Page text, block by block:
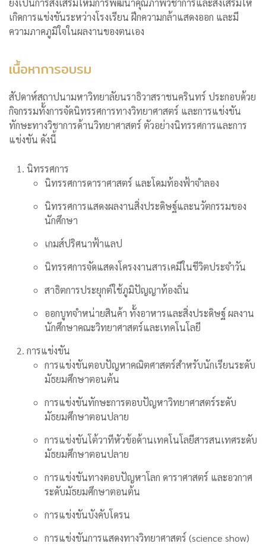
ยังเป็นการส่งเสริมให้มีการพัฒนาคุณภาพวิชาการและส่งเสริมให้
เกิดการแข่งขันระหว่างโรงเรียน ฝึกความกล้าแสดงออก และมี
ความภาคภูมิใจในผลงานของตนเอง
เนื้อหาการอบรม
สัปดาห์สถาปนามหาวิทยาลัยนราธิวาสราชนครินทร์ ประกอบด้วย
กิจกรรมทั้งการจัดนิทรรศการทางวิทยาศาสตร์ และการแข่งขัน
ทักษะทางวิชาการด้านวิทยาศาสตร์ ตัวอย่างนิทรรศการและการ
แข่งขัน ดังนี้
นิทรรศการ
นิทรรศการดาราศาสตร์ และโดมท้องฟ้าจำลอง
นิทรรศการแสดงผลงานสิ่งประดิษฐ์และนวัตกรรมของ
นักศึกษา
เกมส์ปริศนาฟ้าแลป
นิทรรศการจัดแสดงโครงงานสารเคมีในชีวิตประจำวัน
สาธิตการประยุกต์ใช้ภูมิปัญญาท้องถิ่น
ออกบูทจำหน่ายสินค้า ทั้งอาหารและสิ่งประดิษฐ์ ผลงาน
นักศึกษาคณะวิทยาศาสตร์และเทคโนโลยี
การแข่งขัน
การแข่งขันตอบปัญหาคณิตศาสตร์สำหรับนักเรียนระดับ
มัธยมศึกษาตอนต้น
การแข่งขันทักษะการตอบปัญหาวิทยาศาสตร์ระดับ
มัธยมศึกษาตอนปลาย
การแข่งขันโต้วาทีหัวข้อด้านเทคโนโลยีสารสนเทศระดับ
มัธยมศึกษาตอนปลาย
การแข่งขันทางตอบปัญหาโลก ดาราศาสตร์ และอวกาศ
ระดับมัธยมศึกษาตอนต้น
การแข่งขันบังคับโดรน
การแข่งขันการแสดงทางวิทยาศาสตร์ (science show)